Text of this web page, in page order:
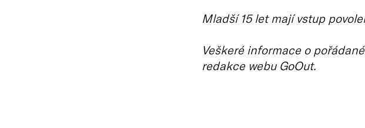
Mladší 15 let mají vstup
Veškeré informace o
redakce webu GoOut.